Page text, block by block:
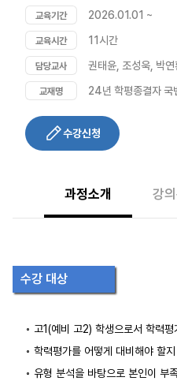
교육기간 2026.01.01 ~
교육시간 11시간
담당교사 권태윤, 조성욱, 박연
교재명 24년 학평종결자 국
수강신청
과정소개 강
수강 대상
◦ 고1(예비 고2) 학생으로서 학력
◦ 학력평가를 어떻게 대비해야 할
◦ 유형 분석을 바탕으로 본인이 부